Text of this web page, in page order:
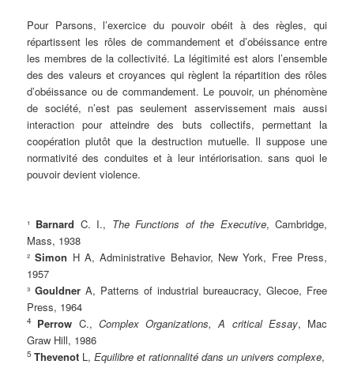
Pour Parsons, l’exercice du pouvoir obéit à des règles, qui
répartissent les rôles de commandement et d’obéissance entre
les membres de la collectivité. La légitimité est alors l’ensemble
des des valeurs et croyances qui règlent la répartition des rôles
d’obéissance ou de commandement. Le pouvoir, un phénomène
de société, n’est pas seulement asservissement mais aussi
interaction pour atteindre des buts collectifs, permettant la
coopération plutôt que la destruction mutuelle. Il suppose une
normativité des conduites et à leur intériorisation. sans quoi le
pouvoir devient violence.
¹ Barnard C. I., The Functions of the Executive, Cambridge,
Mass, 1938
²Simon H A, Administrative Behavior, New York, Free Press,
1957
³Gouldner A, Patterns of industrial bureaucracy, Glecoe, Free
Press, 1964
4 Perrow C., Complex Organizations, A critical Essay, Mac
Graw Hill, 1986
5Thevenot L,Equilibre et rationnalité dans un univers complexe,